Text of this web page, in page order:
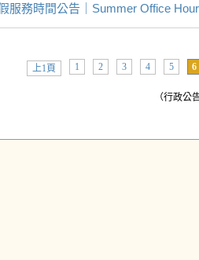
服務時間公告｜Summer Office
上1頁 1 2 3 4 5 6
（行政公